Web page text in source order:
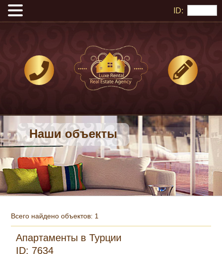
Наши объекты
Всего найдено объектов: 1
Апартаменты в Турции
ID: 7634
ID: